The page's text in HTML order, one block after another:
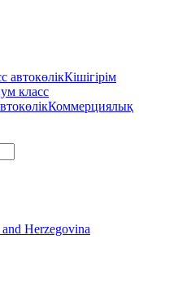
автокөлікКішігірім
класс
Коммерциялық
Herzegovina